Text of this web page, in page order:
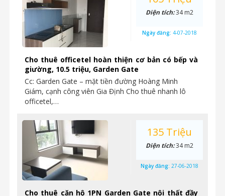
Cho thuê officetel hoàn thiện cơ bản có bếp và
giường, 10.5 triệu, Garden Gate
Cc: Garden Gate – mặt tiền đường Hoàng Minh
Giám, cạnh công viên Gia Định Cho thuê nhanh lô
officetel,…
Diện tích:34 m2
Ngày đăng: 4-07-2018
Cho thuê căn hộ 1PN Garden Gate nội thất đầy
135 Triệu
Diện tích:34 m2
Ngày đăng: 27-06-2018